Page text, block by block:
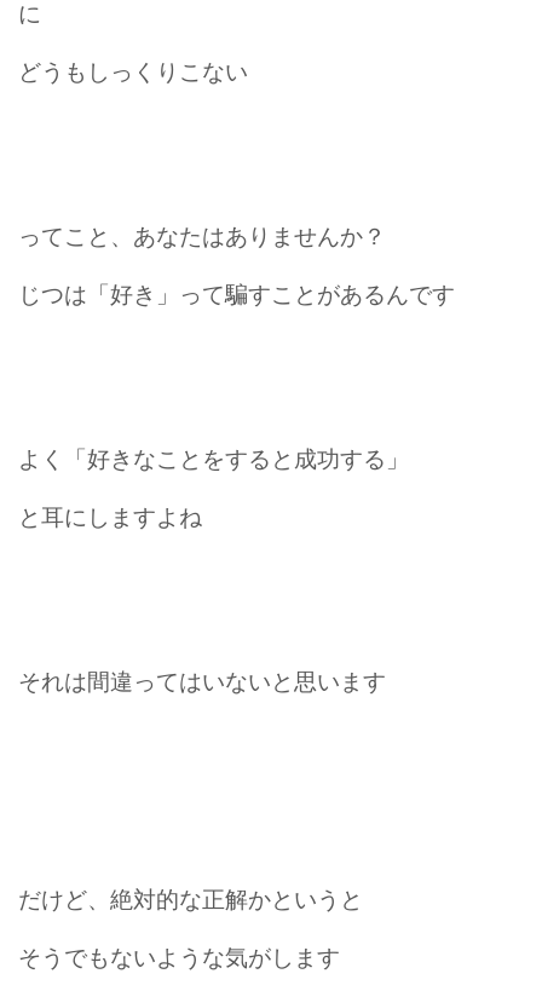
に
どうもしっくりこない
ってこと、あなたはありませんか？
じつは「好き」って騙すことがあるんです
よく「好きなことをすると成功する」
と耳にしますよね
それは間違ってはいないと思います
だけど、絶対的な正解かというと
そうでもないような気がします